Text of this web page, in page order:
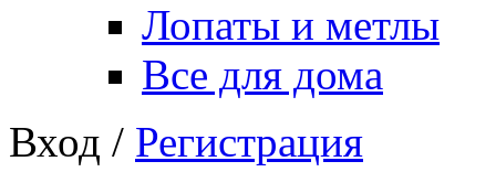
Лопаты и метлы
Все для дома
Вход / Регистрация